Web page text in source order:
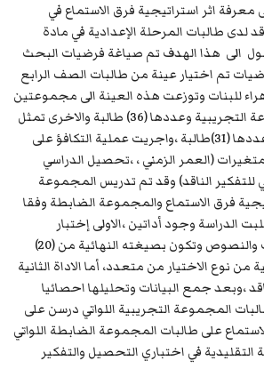
اثر استراتيجية فرق الاستماع في
لدى طالبات المرحلة الإعدادية في مادة
الى هذا الهدف تم صياغة فرضيات البحث
تم اختيار عينة من طالبات الصف الرابع
للبنات وتوزعت هذه العينة الى مجموعتين
احدهما تمثل المجموعة التجريبية وعددها (36) طالبة والاخرى تمثل
المجموعة الضابطة وعددها (31)طالبة ،واجريت عملية التكافؤ على
(العمر الزمني ، ،تحصيل الدراسي
للتفكير الناقد) وقد تم تدريس المجموعة
فرق الاستماع والمجموعة الضابطة وفقا
الدراسة وجود أداتين ،الاولى إختبار
تحصيلي في مادة الادب والنصوص وتكون بصيغته النهائية من (20)
نوع الاختيار من متعدد، أما الاداة الثانية
،وبعد جمع البيانات وتحليلها احصائيا
المجموعة التجريبية اللواتي درسن على
على طالبات المجموعة الضابطة اللواتي
في اختباري التحصيل والتفكير